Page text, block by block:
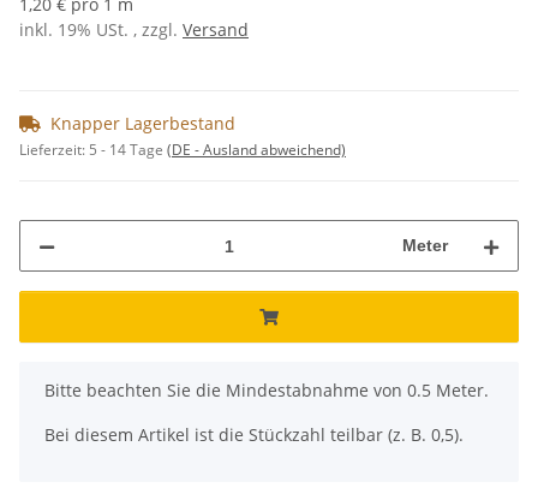
inkl. 19% USt. , zzgl. Versand
Knapper Lagerbestand
Lieferzeit: 5 - 14 Tage (DE - Ausland abweichend)
Meter
x
Bitte beachten Sie die Mindestabnahme von 0.5 Meter.
Bei diesem Artikel ist die Stückzahl teilbar (z. B. 0,5).